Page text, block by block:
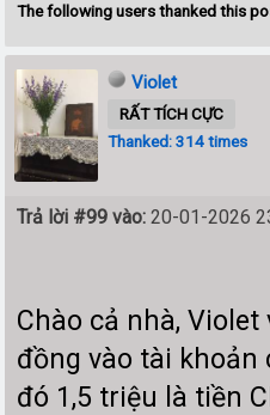
The following users thanked this
Violet
RẤT TÍCH CỰC
Thanked: 314 times
Trả lời #99 vào: 20-01-2026
Chào cả nhà,
đồng vào tài khoản
đó 1,5 triệu là tiền